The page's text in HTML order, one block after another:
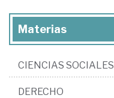
Materias
CIENCIAS SOCIALES
DERECHO